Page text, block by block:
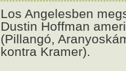
Los Angelesben
Dustin Hoffman
(Pillangó,
kontra Kramer).